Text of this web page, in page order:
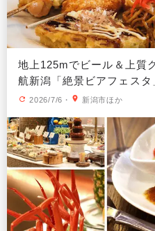
地上125mでビール＆上質
航新潟「絶景ビアフェスタ
2026/7/6 ・ 新潟市ほか